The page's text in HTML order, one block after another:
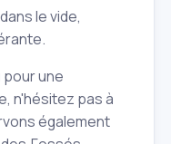
le vide,
une
n'hésitez pas à
également